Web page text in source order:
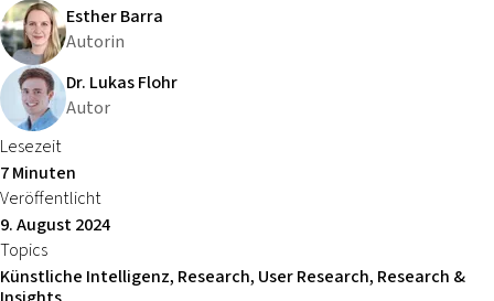
Esther Barra
Autorin
Dr. Lukas Flohr
Autor
Lesezeit
7 Minuten
Veröffentlicht
9. August 2024
Topics
Künstliche Intelligenz, Research, User Research, Research &